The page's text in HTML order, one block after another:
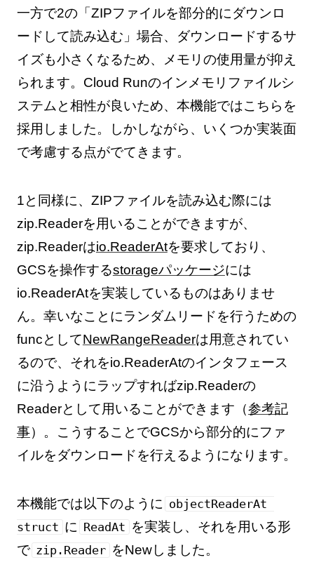
一方で2の「ZIPファイルを部分的にダウンロ
ードして読み込む」場合、ダウンロードするサ
イズも小さくなるため、メモリの使用量が抑え
られます。Cloud Runのインメモリファイルシ
ステムと相性が良いため、本機能ではこちらを
採用しました。しかしながら、いくつか実装面
で考慮する点がでてきます。
1と同様に、ZIPファイルを読み込む際には
zip.Readerを用いることができますが、
zip.Readerはio.ReaderAtを要求しており、
GCSを操作するstorageパッケージには
io.ReaderAtを実装しているものはありませ
ん。幸いなことにランダムリードを行うための
funcとしてNewRangeReaderは用意されてい
るので、それをio.ReaderAtのインタフェース
に沿うようにラップすればzip.Readerの
Readerとして用いることができます（参考記
事）。こうすることでGCSから部分的にファ
イルをダウンロードを行えるようになります。
本機能では以下のように objectReaderAt
struct に ReadAt を実装し、それを用いる形
で zip.Reader をNewしました。